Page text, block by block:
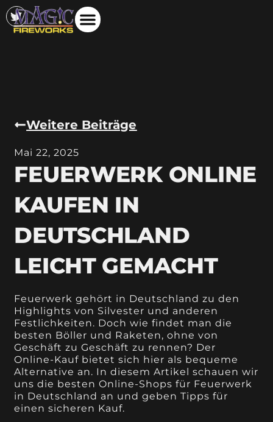
Weitere Beiträge
Mai 22, 2025
FEUERWERK ONLINE
KAUFEN IN
DEUTSCHLAND
LEICHT GEMACHT
Feuerwerk gehört in Deutschland zu den
Highlights von Silvester und anderen
Festlichkeiten. Doch wie findet man die
besten Böller und Raketen, ohne von
Geschäft zu Geschäft zu rennen? Der
Online-Kauf bietet sich hier als bequeme
Alternative an. In diesem Artikel schauen wir
uns die besten Online-Shops für Feuerwerk
in Deutschland an und geben Tipps für
einen sicheren Kauf.